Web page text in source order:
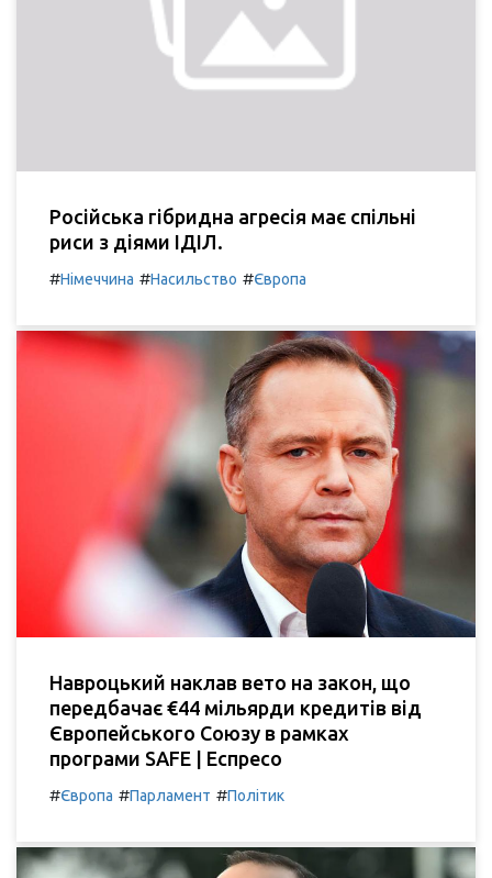
Російська гібридна агресія має спільні
риси з діями ІДІЛ.
#Німеччина #Насильство #Європа
Навроцький наклав вето на закон, що
передбачає €44 мільярди кредитів від
Європейського Союзу в рамках
програми SAFE | Еспресо
#Європа #Парламент #Політик